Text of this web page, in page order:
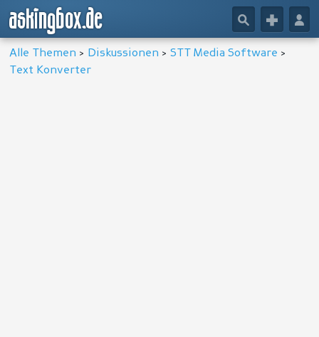
askingbox.de 👤
+
🔎
Alle Themen > Diskussionen >STT Media Software >
Text Konverter